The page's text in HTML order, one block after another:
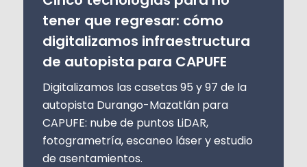
tener que regresar: cómo
digitalizamos infraestructura
de autopista para CAPUFE
Digitalizamos las casetas 95 y 97 de la
autopista Durango-Mazatlán para
CAPUFE: nube de puntos LiDAR,
fotogrametría, escaneo láser y estudio
de asentamientos.